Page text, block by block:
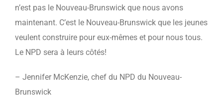
n’est pas le Nouveau-Brunswick que nous avons
maintenant. C’est le Nouveau-Brunswick que les jeunes
veulent construire pour eux-mêmes et pour nous tous.
Le NPD sera à leurs côtés!
– Jennifer McKenzie, chef du NPD du Nouveau-
Brunswick